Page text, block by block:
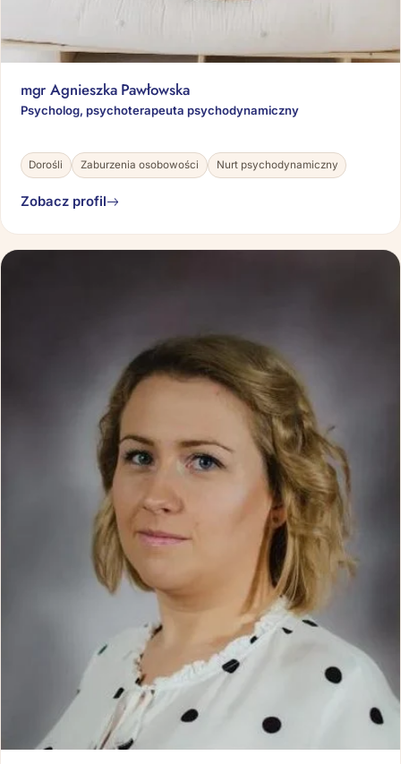
mgr Agnieszka Pawłowska
Psycholog, psychoterapeuta psychodynamiczny
Dorośli Zaburzenia osobowości Nurt psychodynamiczny
Zobacz profil